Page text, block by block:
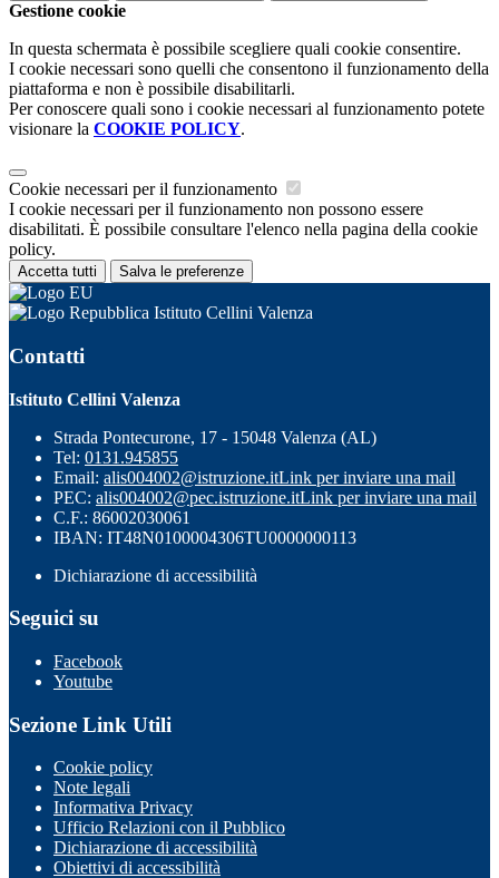
Gestione cookie
In questa schermata è possibile scegliere quali cookie consentire.
I cookie necessari sono quelli che consentono il funzionamento della
piattaforma e non è possibile disabilitarli.
Per conoscere quali sono i cookie necessari al funzionamento potete
visionare la COOKIE POLICY.
Cookie necessari per il funzionamento
I cookie necessari per il funzionamento non possono essere
disabilitati. È possibile consultare l'elenco nella pagina della cookie
policy.
Accetta tutti Salva le preferenze
Istituto Cellini Valenza
Contatti
Istituto Cellini Valenza
Strada Pontecurone, 17 - 15048 Valenza (AL)
Tel: 0131.945855
Email: alis004002@istruzione.itLink per inviare una mail
PEC: alis004002@pec.istruzione.itLink per inviare una mail
C.F.: 86002030061
IBAN: IT48N0100004306TU0000000113
Dichiarazione di accessibilità
Seguici su
Facebook
Youtube
Sezione Link Utili
Cookie policy
Note legali
Informativa Privacy
Ufficio Relazioni con il Pubblico
Dichiarazione di accessibilità
Obiettivi di accessibilità